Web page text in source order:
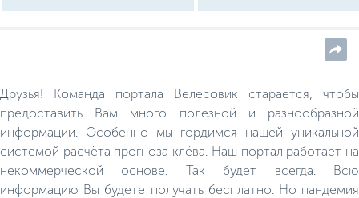
организованы на безопасном
судне, устойчивом к
Друзья! Команда портала Велесовик старается, чтобы
предоставить Вам много полезной и разнообразной
информации. Особенно мы гордимся нашей уникальной
системой расчёта прогноза клёва. Наш портал работает на
некоммерческой основе. Так будет всегда. Всю
информацию Вы будете получать бесплатно. Но пандемия